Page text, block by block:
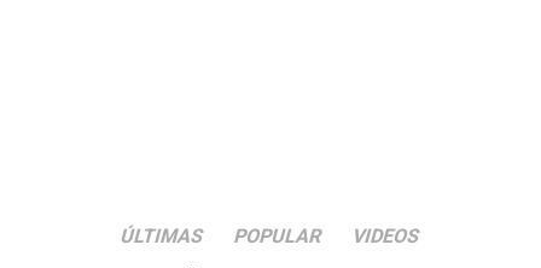
ÚLTIMAS POPULAR VIDEOS